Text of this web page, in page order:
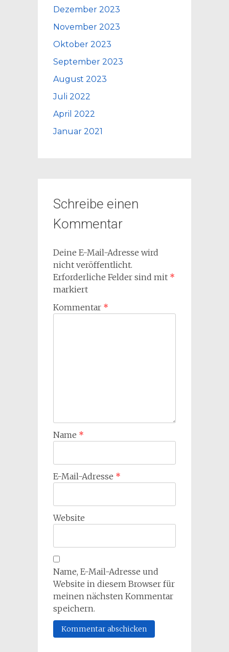
Dezember 2023
November 2023
Oktober 2023
September 2023
August 2023
Juli 2022
April 2022
Januar 2021
Schreibe einen
Kommentar
Deine E-Mail-Adresse wird
nicht veröffentlicht.
Erforderliche Felder sind mit *
markiert
Kommentar *
Name *
E-Mail-Adresse *
Website
Name, E-Mail-Adresse und
Website in diesem Browser für
meinen nächsten Kommentar
speichern.